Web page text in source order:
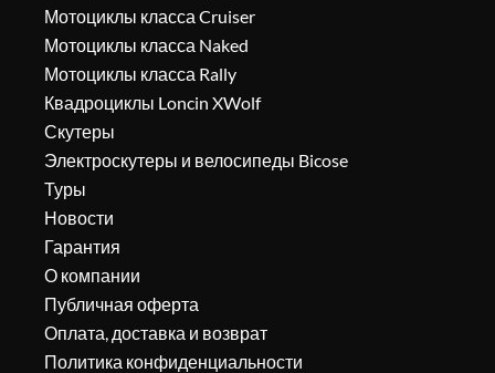
Мотоциклы класса Cruiser
Мотоциклы класса Naked
Мотоциклы класса Rally
Квадроциклы Loncin XWolf
Скутеры
Электроскутеры и велосипеды Bicose
Туры
Новости
Гарантия
О компании
Публичная оферта
Оплата, доставка и возврат
Политика конфиденциальности